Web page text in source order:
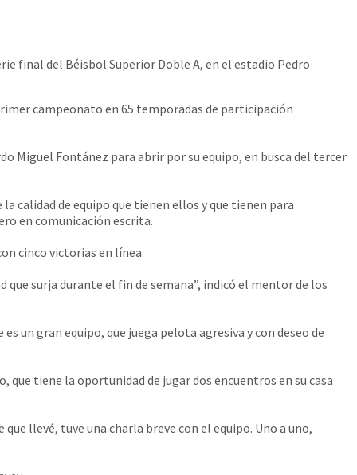
final del Béisbol Superior Doble A, en el estadio Pedro
campeonato en 65 temporadas de participación
Miguel Fontánez para abrir por su equipo, en busca del tercer
calidad de equipo que tienen ellos y que tienen para
en comunicación escrita.
cinco victorias en línea.
surja durante el fin de semana”, indicó el mentor de los
un gran equipo, que juega pelota agresiva y con deseo de
que tiene la oportunidad de jugar dos encuentros en su casa
llevé, tuve una charla breve con el equipo. Uno a uno,